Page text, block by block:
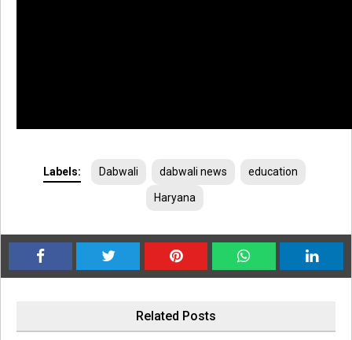
Labels: Dabwali dabwali news education
Haryana
Related Posts